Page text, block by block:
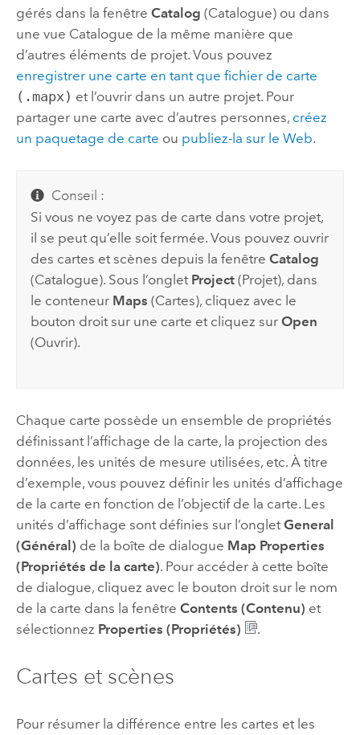
gérés dans la fenêtre Catalog (Catalogue) ou dans
une vue Catalogue de la même manière que
d’autres éléments de projet. Vous pouvez
enregistrer une carte en tant que fichier de carte
(.mapx) et l’ouvrir dans un autre projet. Pour
partager une carte avec d’autres personnes, créez
un paquetage de carte ou publiez-la sur le Web.
Conseil :
Si vous ne voyez pas de carte dans votre projet,
il se peut qu’elle soit fermée. Vous pouvez ouvrir
des cartes et scènes depuis la fenêtreCatalog
(Catalogue). Sous l’onglet Project (Projet), dans
le conteneur Maps (Cartes), cliquez avec le
bouton droit sur une carte et cliquez surOpen
(Ouvrir).
Chaque carte possède un ensemble de propriétés
définissant l’affichage de la carte, la projection des
données, les unités de mesure utilisées, etc. À titre
d’exemple, vous pouvez définir les unités d’affichage
de la carte en fonction de l’objectif de la carte. Les
unités d’affichage sont définies sur l’onglet General
(Général) de la boîte de dialogue Map Properties
(Propriétés de la carte). Pour accéder à cette boîte
de dialogue, cliquez avec le bouton droit sur le nom
de la carte dans la fenêtre Contents (Contenu) et
sélectionnez Properties (Propriétés) .
Cartes et scènes
Pour résumer la différence entre les cartes et les